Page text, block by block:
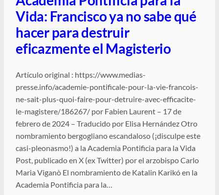
Vida: Francisco ya no sabe qué
hacer para destruir
eficazmente el Magisterio
Artículo original : https://www.medias-
presse.info/academie-pontificale-pour-la-vie-francois-
ne-sait-plus-quoi-faire-pour-detruire-avec-efficacite-
le-magistere/186267/ por Fabien Laurent – 17 de
febrero de 2024 – Traducido por Elisa Hernández Otro
nombramiento bergogliano escandaloso (¡disculpe este
casi-pleonasmo!) a la Academia Pontificia para la Vida
Post, publicado en X (ex Twitter) por el arzobispo Carlo
Maria Viganò El nombramiento de Katalin Karikó en la
Academia Pontificia para la…